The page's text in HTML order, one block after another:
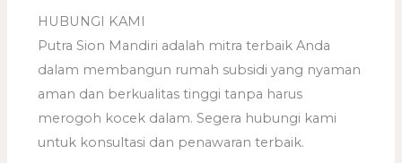
HUBUNGI KAMI
Putra Sion Mandiri adalah mitra terbaik Anda
dalam membangun rumah subsidi yang nyaman
aman dan berkualitas tinggi tanpa harus
merogoh kocek dalam. Segera hubungi kami
untuk konsultasi dan penawaran terbaik.